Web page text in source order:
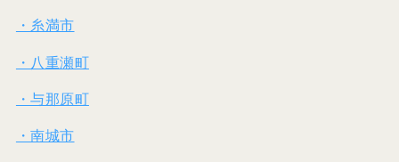
・糸満市
・八重瀬町
・与那原町
・南城市